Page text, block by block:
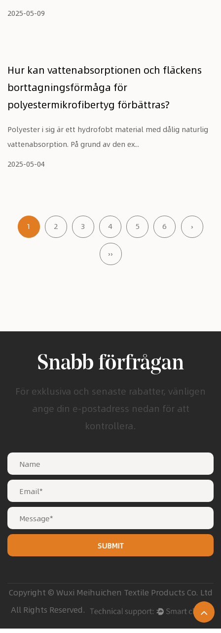
2025-05-09
Hur kan vattenabsorptionen och fläckens
borttagningsförmåga för
polyestermikrofibertyg förbättras?
Polyester i sig är ett hydrofobt material med dålig naturlig
vattenabsorption. På grund av den ex...
2025-05-04
1 2 3 4 5 6 ›
››
Snabb förfrågan
För exklusiva och senaste rabatter, vänligen
ange din e-postadress nedan för att
kontrollera.
Copyright © Wuxi Meihuichen Textile Products Co. Ltd
All Rights Reserved.